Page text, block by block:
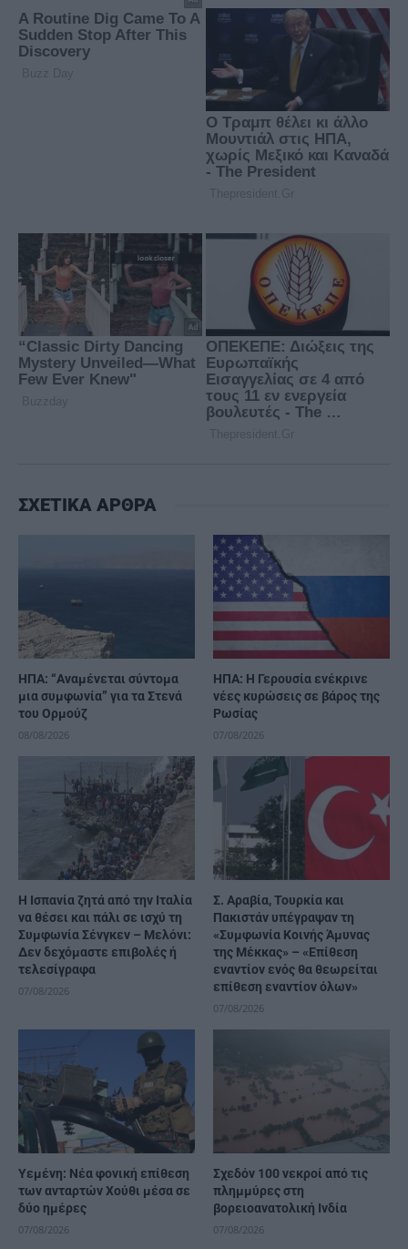
ΣΧΕΤΙΚΑ ΑΡΘΡΑ
ΗΠΑ: “Αναμένεται σύντομα
μια συμφωνία” για τα Στενά
του Ορμούζ
08/08/2026
ΗΠΑ: Η Γερουσία ενέκρινε
νέες κυρώσεις σε βάρος της
Ρωσίας
07/08/2026
H Ισπανία ζητά από την Ιταλία
να θέσει και πάλι σε ισχύ τη
Συμφωνία Σένγκεν – Μελόνι:
Δεν δεχόμαστε επιβολές ή
τελεσίγραφα
07/08/2026
Σ. Αραβία, Τουρκία και
Πακιστάν υπέγραψαν τη
«Συμφωνία Κοινής Άμυνας
της Μέκκας» – «Επίθεση
εναντίον ενός θα θεωρείται
επίθεση εναντίον όλων»
07/08/2026
Υεμένη: Νέα φονική επίθεση
των ανταρτών Χούθι μέσα σε
δύο ημέρες
07/08/2026
Σχεδόν 100 νεκροί από τις
πλημμύρες στη
βορειοανατολική Ινδία
07/08/2026